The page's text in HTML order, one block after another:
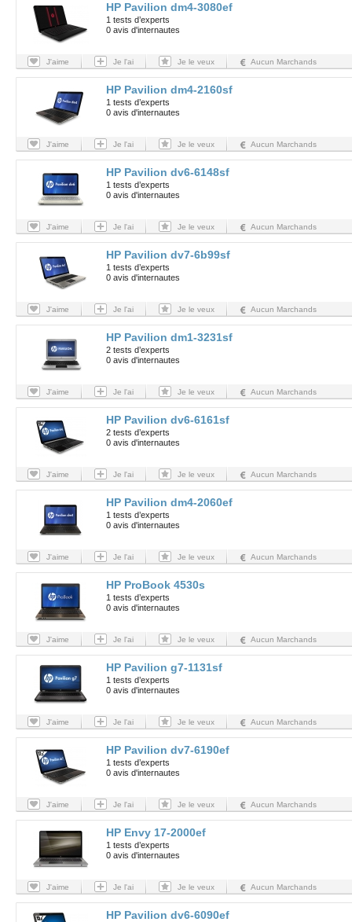
HP Pavilion dm4-3080ef
1 tests d’experts
0 avis d'internautes
J'aime Je l'ai Je le veux Aucun Marchands
HP Pavilion dm4-2160sf
1 tests d’experts
0 avis d'internautes
J'aime Je l'ai Je le veux Aucun Marchands
HP Pavilion dv6-6148sf
1 tests d’experts
0 avis d'internautes
J'aime Je l'ai Je le veux Aucun Marchands
HP Pavilion dv7-6b99sf
1 tests d’experts
0 avis d'internautes
J'aime Je l'ai Je le veux Aucun Marchands
HP Pavilion dm1-3231sf
2 tests d’experts
0 avis d'internautes
J'aime Je l'ai Je le veux Aucun Marchands
HP Pavilion dv6-6161sf
2 tests d’experts
0 avis d'internautes
J'aime Je l'ai Je le veux Aucun Marchands
HP Pavilion dm4-2060ef
1 tests d’experts
0 avis d'internautes
J'aime Je l'ai Je le veux Aucun Marchands
HP ProBook 4530s
1 tests d’experts
0 avis d'internautes
J'aime Je l'ai Je le veux Aucun Marchands
HP Pavilion g7-1131sf
1 tests d’experts
0 avis d'internautes
J'aime Je l'ai Je le veux Aucun Marchands
HP Pavilion dv7-6190ef
1 tests d’experts
0 avis d'internautes
J'aime Je l'ai Je le veux Aucun Marchands
HP Envy 17-2000ef
1 tests d’experts
0 avis d'internautes
J'aime Je l'ai Je le veux Aucun Marchands
HP Pavilion dv6-6090ef